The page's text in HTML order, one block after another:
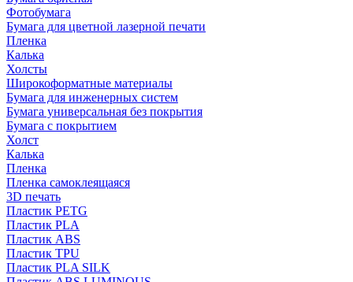
Фотобумага
Бумага для цветной лазерной печати
Пленка
Калька
Холсты
Широкоформатные материалы
Бумага для инженерных систем
Бумага универсальная без покрытия
Бумага с покрытием
Холст
Калька
Пленка
Пленка самоклеящаяся
3D печать
Пластик PETG
Пластик PLA
Пластик ABS
Пластик TPU
Пластик PLA SILK